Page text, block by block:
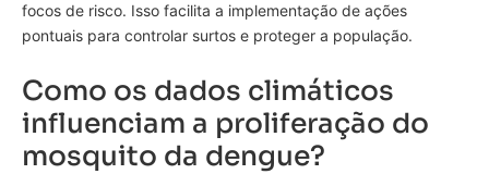
focos de risco. Isso facilita a implementação de ações
pontuais para controlar surtos e proteger a população.
Como os dados climáticos
influenciam a proliferação do
mosquito da dengue?